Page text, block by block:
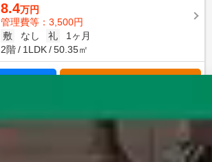
8.4万円
管理費等：3,500円
敷
なし 礼
1ヶ月
2階
1LDK 50.35㎡